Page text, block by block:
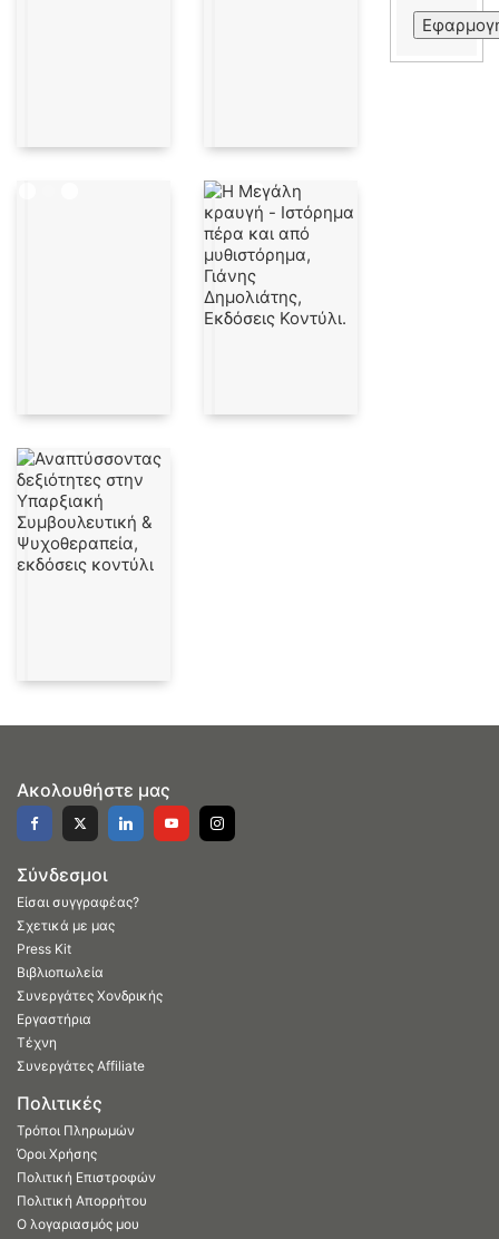
Ακολουθήστε μας
Σύνδεσμοι
Είσαι συγγραφέας?
Σχετικά με μας
Press Kit
Βιβλιοπωλεία
Συνεργάτες Χονδρικής
Εργαστήρια
Τέχνη
Συνεργάτες Affiliate
Πολιτικές
Τρόποι Πληρωμών
Όροι Χρήσης
Πολιτική Επιστροφών
Πολιτική Απορρήτου
Ο λογαριασμός μου